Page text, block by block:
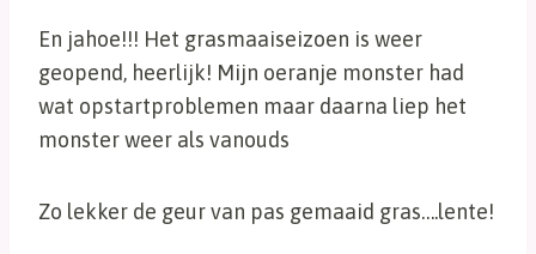
En jahoe!!! Het grasmaaiseizoen is weer
geopend, heerlijk! Mijn oeranje monster had
wat opstartproblemen maar daarna liep het
monster weer als vanouds
Zo lekker de geur van pas gemaaid gras….lente!